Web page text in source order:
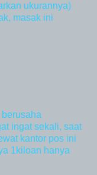
ukurannya)
masak ini
berusaha
ingat sekali, saat
kantor pos ini
1kiloan hanya